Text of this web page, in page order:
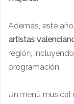
Además, este
artistas
región, incluyendo
programación.
Un menú musical